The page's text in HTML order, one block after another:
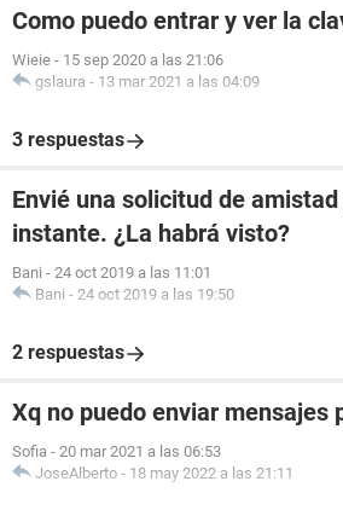
Como puedo entrar y ver la
Wieie - 15 sep 2020 a las 21:06
gslaura - 13 mar 2021 a las 04:09
3 respuestas
Envié una solicitud de
instante. ¿La habrá visto?
Bani - 24 oct 2019 a las 11:01
Bani - 24 oct 2019 a las 19:50
2 respuestas
Xq no puedo enviar mensajes
Sofia - 20 mar 2021 a las 06:53
JoseAlberto - 18 may 2022 a las 21:11